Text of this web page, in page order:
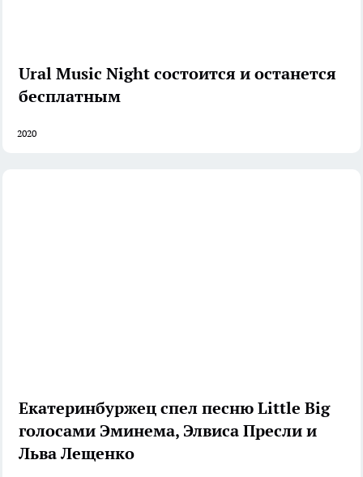
Ural Music Night состоится и останется
бесплатным
2020
Екатеринбуржец спел песню Little Big
голосами Эминема, Элвиса Пресли и
Льва Лещенко